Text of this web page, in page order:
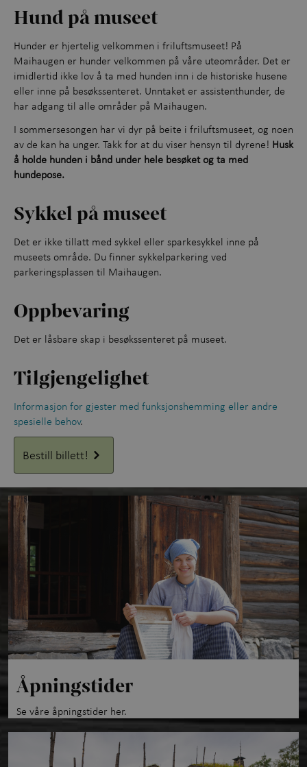
Hund på museet
Hunder er hjertelig velkommen i friluftsmuseet! På
Maihaugen er hunder velkommen på våre uteområder. Det er
imidlertid ikke lov å ta med hunden inn i de historiske husene
eller inne på besøkssenteret. Unntaket er assistenthunder, de
har adgang til alle områder på Maihaugen.
I sommersesongen har vi dyr på beite i friluftsmuseet, og noen
av de kan ha unger. Takk for at du viser hensyn til dyrene! Husk
å holde hunden i bånd under hele besøket og ta med
hundepose.
Sykkel på museet
Det er ikke tillatt med sykkel eller sparkesykkel inne på
museets område. Du finner sykkelparkering ved
parkeringsplassen til Maihaugen.
Oppbevaring
Det er låsbare skap i besøkssenteret på museet.
Tilgjengelighet
Informasjon for gjester med funksjonshemming eller andre
spesielle behov.
Bestill billett!
Åpningstider
Se våre åpningstider her.